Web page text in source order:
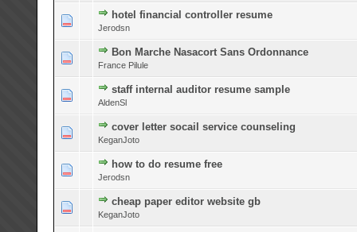
hotel financial controller resume
Jerodsn
0 Bewertung(en) - 0 von 5 durchschnittlich
1 2345
Bon Marche Nasacort Sans Ordonnance
France Pilule
0 Bewertung(en) - 0 von 5 durchschnittlich
12345
staff internal auditor resume sample
AldenSl
0 Bewertung(en) - 0 von 5 durchschnittlich
1234 5
cover letter socail service counseling
KeganJoto
0 Bewertung(en) - 0 von 5 durchschnittlich
1 2345
how to do resume free
Jerodsn
0 Bewertung(en) - 0 von 5 durchschnittlich
12345
cheap paper editor website gb
KeganJoto
0 Bewertung(en) - 0 von 5 durchschnittlich
12 345